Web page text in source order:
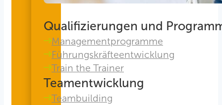
Qualifizierungen und
Managementprogramme
Führungskräfteentwicklung
Train the Trainer
Teamentwicklung
Teambuilding